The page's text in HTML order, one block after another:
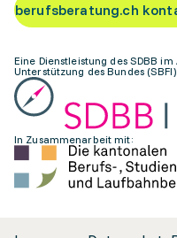
berufsberatung.ch
Eine Dienstleistung des SDBB
Unterstützung des Bundes (SBFI)
In Zusammenarbeit mit: